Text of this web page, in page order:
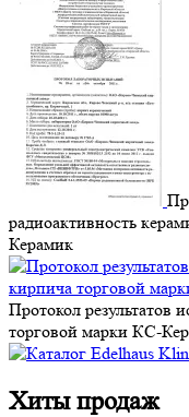
радиоактивность
Керамик
Протокол результатов
торговой марки КС-
Хиты продаж